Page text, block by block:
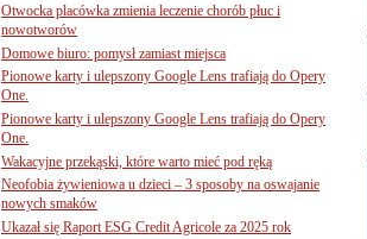
Otwocka placówka zmienia leczenie chorób płuc i
nowotworów
Domowe biuro: pomysł zamiast miejsca
Pionowe karty i ulepszony Google Lens trafiają do Opery
One.
Pionowe karty i ulepszony Google Lens trafiają do Opery
One.
Wakacyjne przekąski, które warto mieć pod ręką
Neofobia żywieniowa u dzieci – 3 sposoby na oswajanie
nowych smaków
Ukazał się Raport ESG Credit Agricole za 2025 rok